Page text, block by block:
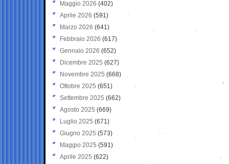
Maggio 2026 (402)
Aprile 2026 (591)
Marzo 2026 (641)
Febbraio 2026 (617)
Gennaio 2026 (652)
Dicembre 2025 (627)
Novembre 2025 (668)
Ottobre 2025 (651)
Settembre 2025 (662)
Agosto 2025 (669)
Luglio 2025 (671)
Giugno 2025 (573)
Maggio 2025 (591)
Aprile 2025 (622)